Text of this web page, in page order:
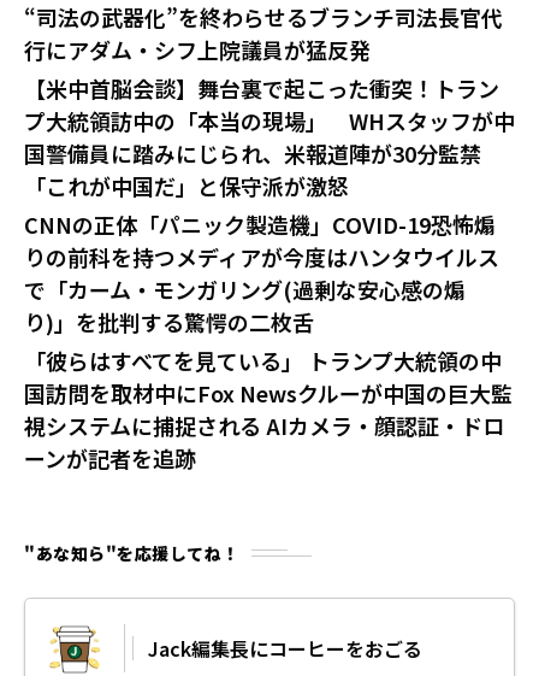
“司法の武器化”を終わらせるブランチ司法長官代
行にアダム・シフ上院議員が猛反発
【米中首脳会談】舞台裏で起こった衝突！トラン
プ大統領訪中の「本当の現場」 WHスタッフが中
国警備員に踏みにじられ、米報道陣が30分監禁
「これが中国だ」と保守派が激怒
CNNの正体「パニック製造機」COVID-19恐怖煽
りの前科を持つメディアが今度はハンタウイルス
で「カーム・モンガリング(過剰な安心感の煽
り)」を批判する驚愕の二枚舌
「彼らはすべてを見ている」 トランプ大統領の中
国訪問を取材中にFox Newsクルーが中国の巨大監
視システムに捕捉される AIカメラ・顔認証・ドロ
ーンが記者を追跡
"あな知ら"を応援してね！
Jack編集長にコーヒーをおごる